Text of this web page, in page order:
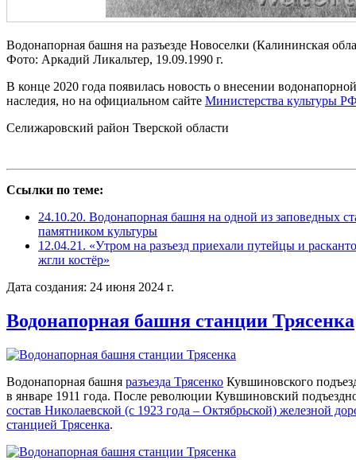
Водонапорная башня на разъезде Новоселки (Калининская
Фото: Аркадий Ликальтер, 19.09.1990 г.
В конце 2020 года появилась новость о внесении
наследия, но на официальном сайте Министерства культуры
Селижаровский район Тверской области
Ссылки по теме:
24.10.20. Водонапорная башня на одной из заповедных
памятником культуры
12.04.21. «Утром на разъезд приехали путейцы и
жгли костёр»
Дата создания: 24 июня 2024 г.
Водонапорная башня станции Трясенка
Водонапорная башня разъезда Трясенко Кувшиновского
в январе 1911 года. После революции Кувшиновский
состав Николаевской (с 1923 года – Октябрьской) железной
станцией Трясенка.